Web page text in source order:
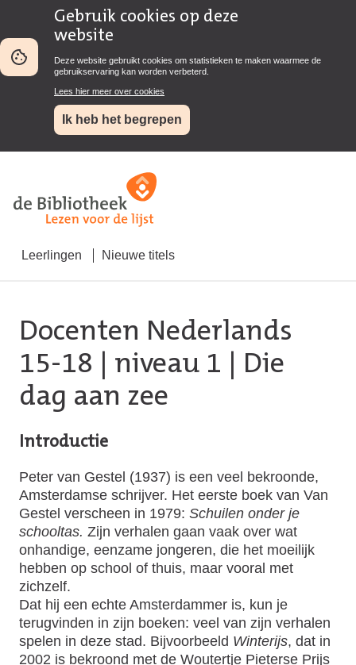
Gebruik cookies op deze
website
Deze website gebruikt cookies om statistieken te maken waarmee de
gebruikservaring kan worden verbeterd.
Lees hier meer over cookies
Ik heb het begrepen
Leerlingen Nieuwe titels
Docenten Nederlands
15-18
niveau 1 | Die
dag aan zee
Introductie
Peter van Gestel (1937) is een veel bekroonde,
Amsterdamse schrijver. Het eerste boek van Van
Gestel verscheen in 1979: Schuilen onder je
schooltas. Zijn verhalen gaan vaak over wat
onhandige, eenzame jongeren, die het moeilijk
hebben op school of thuis, maar vooral met
zichzelf.
Dat hij een echte Amsterdammer is, kun je
terugvinden in zijn boeken: veel van zijn verhalen
spelen in deze stad. Bijvoorbeeld Winterijs, dat in
2002 is bekroond met de Woutertje Pieterse Prijs